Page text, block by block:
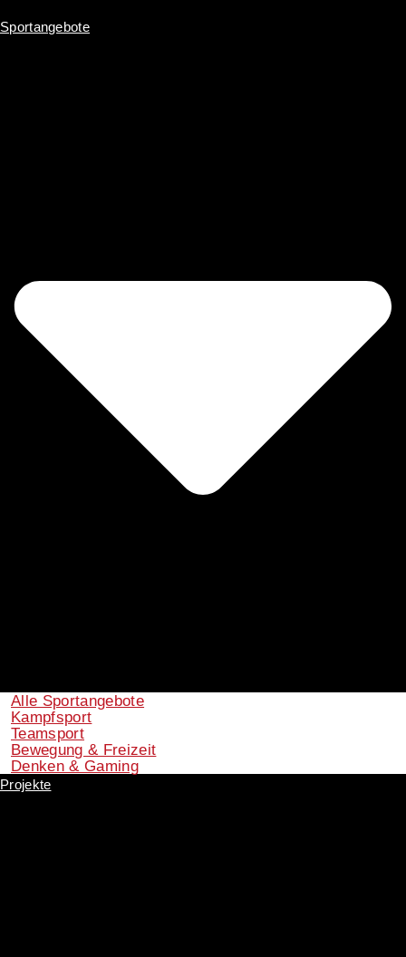
Sportangebote
Alle Sportangebote
Kampfsport
Teamsport
Bewegung & Freizeit
Denken & Gaming
Projekte